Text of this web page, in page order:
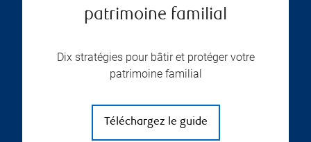
patrimoine familial
Dix stratégies pour bâtir et protéger votre
patrimoine familial
Téléchargez le guide